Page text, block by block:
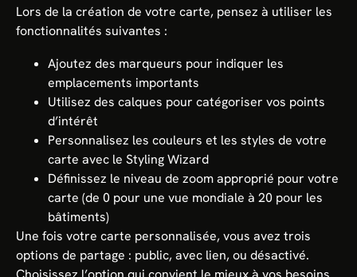
Lors de la création de votre carte, pensez à utiliser les
fonctionnalités suivantes :
Ajoutez des marqueurs pour indiquer les
emplacements importants
Utilisez des calques pour catégoriser vos points
d’intérêt
Personnalisez les couleurs et les styles de votre
carte avec le Styling Wizard
Définissez le niveau de zoom approprié pour votre
carte (de 0 pour une vue mondiale à 20 pour les
bâtiments)
Une fois votre carte personnalisée, vous avez trois
options de partage : public, avec lien, ou désactivé.